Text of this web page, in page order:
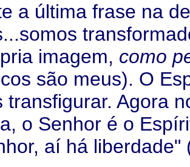
a última frase na
imagem, como
são meus). O
transfigurar. Agora
o Senhor é o
aí há liberdade"